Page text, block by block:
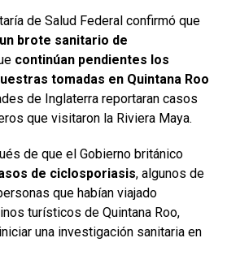
de Salud Federal confirmó que
brote sanitario de
continúan pendientes los
tomadas en Quintana Roo
de Inglaterra reportaran casos
que visitaron la Riviera Maya.
de que el Gobierno británico
de ciclosporiasis, algunos de
que habían viajado
turísticos de Quintana Roo,
una investigación sanitaria en